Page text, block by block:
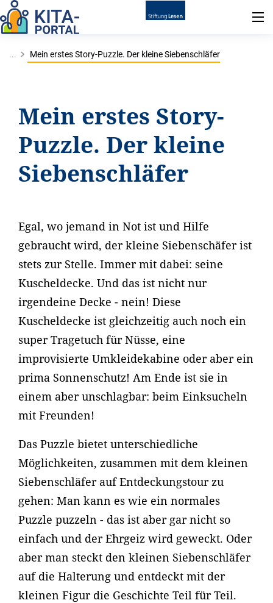
... Mein erstes Story-Puzzle. Der kleine Siebenschläfer
Mein erstes Story-
Puzzle. Der kleine
Siebenschläfer
Egal, wo jemand in Not ist und Hilfe
gebraucht wird, der kleine Siebenschäfer ist
stets zur Stelle. Immer mit dabei: seine
Kuscheldecke. Und das ist nicht nur
irgendeine Decke - nein! Diese
Kuscheldecke ist gleichzeitig auch noch ein
super Tragetuch für Nüsse, eine
improvisierte Umkleidekabine oder aber ein
prima Sonnenschutz! Am Ende ist sie in
einem aber unschlagbar: beim Einksucheln
mit Freunden!
Das Puzzle bietet unterschiedliche
Möglichkeiten, zusammen mit dem kleinen
Siebenschläfer auf Entdeckungstour zu
gehen: Man kann es wie ein normales
Puzzle puzzeln - das ist aber gar nicht so
einfach und der Ehrgeiz wird geweckt. Oder
aber man steckt den kleinen Siebenschläfer
auf die Halterung und entdeckt mit der
kleinen Figur die Geschichte Teil für Teil.